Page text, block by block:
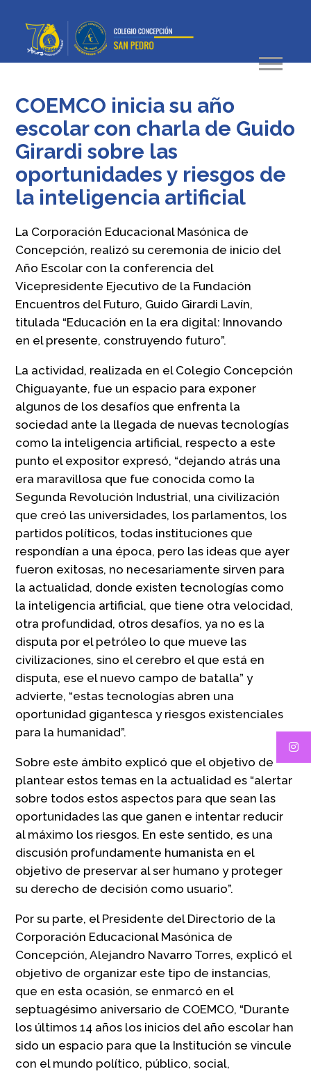
COEMCO inicia su año
escolar con charla de Guido
Girardi sobre las
oportunidades y riesgos de
la inteligencia artificial
La Corporación Educacional Masónica de
Concepción, realizó su ceremonia de inicio del
Año Escolar con la conferencia del
Vicepresidente Ejecutivo de la Fundación
Encuentros del Futuro, Guido Girardi Lavín,
titulada “Educación en la era digital: Innovando
en el presente, construyendo futuro”.
La actividad, realizada en el Colegio Concepción
Chiguayante, fue un espacio para exponer
algunos de los desafíos que enfrenta la
sociedad ante la llegada de nuevas tecnologías
como la inteligencia artificial, respecto a este
punto el expositor expresó, “dejando atrás una
era maravillosa que fue conocida como la
Segunda Revolución Industrial, una civilización
que creó las universidades, los parlamentos, los
partidos políticos, todas instituciones que
respondían a una época, pero las ideas que ayer
fueron exitosas, no necesariamente sirven para
la actualidad, donde existen tecnologías como
la inteligencia artificial, que tiene otra velocidad,
otra profundidad, otros desafíos, ya no es la
disputa por el petróleo lo que mueve las
civilizaciones, sino el cerebro el que está en
disputa, ese el nuevo campo de batalla” y
advierte, “estas tecnologías abren una
oportunidad gigantesca y riesgos existenciales
para la humanidad”.
Sobre este ámbito explicó que el objetivo de
plantear estos temas en la actualidad es “alertar
sobre todos estos aspectos para que sean las
oportunidades las que ganen e intentar reducir
al máximo los riesgos. En este sentido, es una
discusión profundamente humanista en el
objetivo de preservar al ser humano y proteger
su derecho de decisión como usuario”.
Por su parte, el Presidente del Directorio de la
Corporación Educacional Masónica de
Concepción, Alejandro Navarro Torres, explicó el
objetivo de organizar este tipo de instancias,
que en esta ocasión, se enmarcó en el
septuagésimo aniversario de COEMCO, “Durante
los últimos 14 años los inicios del año escolar han
sido un espacio para que la Institución se vincule
con el mundo político, público, social,